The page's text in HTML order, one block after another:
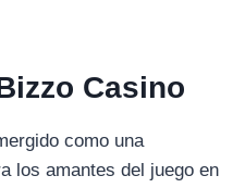
Casino
como una
los amantes del juego en